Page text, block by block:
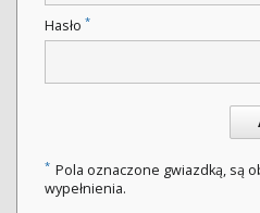
Hasło *
* Pola oznaczone gwiazdką, są
wypełnienia.